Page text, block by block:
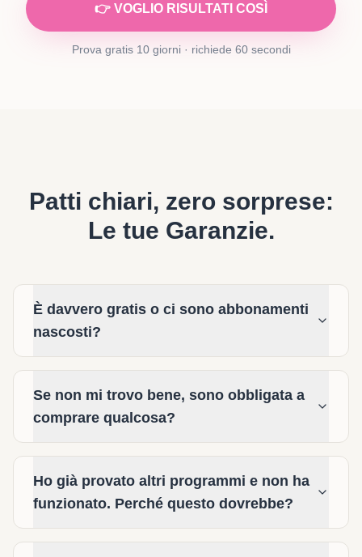
👉 VOGLIO RISULTATI COSÌ
Prova gratis 10 giorni · richiede 60 secondi
Patti chiari, zero sorprese:
Le tue Garanzie.
È davvero gratis o ci sono abbonamenti
nascosti?
Se non mi trovo bene, sono obbligata a
comprare qualcosa?
Ho già provato altri programmi e non ha
funzionato. Perché questo dovrebbe?